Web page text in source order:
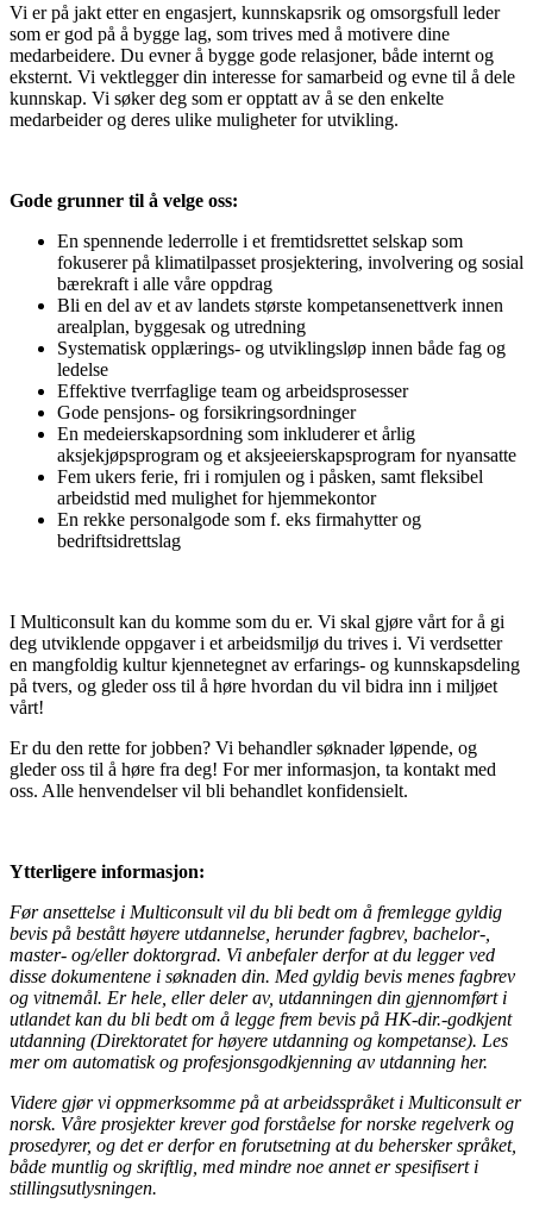
Vi er på jakt etter en engasjert, kunnskapsrik og omsorgsfull leder
som er god på å bygge lag, som trives med å motivere dine
medarbeidere. Du evner å bygge gode relasjoner, både internt og
eksternt. Vi vektlegger din interesse for samarbeid og evne til å dele
kunnskap. Vi søker deg som er opptatt av å se den enkelte
medarbeider og deres ulike muligheter for utvikling.
Gode grunner til å velge oss:
En spennende lederrolle i et fremtidsrettet selskap som
fokuserer på klimatilpasset prosjektering, involvering og sosial
bærekraft i alle våre oppdrag
Bli en del av et av landets største kompetansenettverk innen
arealplan, byggesak og utredning
Systematisk opplærings- og utviklingsløp innen både fag og
ledelse
Effektive tverrfaglige team og arbeidsprosesser
Gode pensjons- og forsikringsordninger
En medeierskapsordning som inkluderer et årlig
aksjekjøpsprogram og et aksjeeierskapsprogram for nyansatte
Fem ukers ferie, fri i romjulen og i påsken, samt fleksibel
arbeidstid med mulighet for hjemmekontor
En rekke personalgode som f. eks firmahytter og
bedriftsidrettslag
I Multiconsult kan du komme som du er. Vi skal gjøre vårt for å gi
deg utviklende oppgaver i et arbeidsmiljø du trives i. Vi verdsetter
en mangfoldig kultur kjennetegnet av erfarings- og kunnskapsdeling
på tvers, og gleder oss til å høre hvordan du vil bidra inn i miljøet
vårt!
Er du den rette for jobben? Vi behandler søknader løpende, og
gleder oss til å høre fra deg! For mer informasjon, ta kontakt med
oss. Alle henvendelser vil bli behandlet konfidensielt.
Ytterligere informasjon:
Før ansettelse i Multiconsult vil du bli bedt om å fremlegge gyldig
bevis på bestått høyere utdannelse, herunder fagbrev, bachelor-,
master- og/eller doktorgrad. Vi anbefaler derfor at du legger ved
disse dokumentene i søknaden din. Med gyldig bevis menes fagbrev
og vitnemål. Er hele, eller deler av, utdanningen din gjennomført i
utlandet kan du bli bedt om å legge frem bevis på HK-dir.-godkjent
utdanning (Direktoratet for høyere utdanning og kompetanse). Les
mer om automatisk og profesjonsgodkjenning av utdanning her.
Videre gjør vi oppmerksomme på at arbeidsspråket i Multiconsult er
norsk. Våre prosjekter krever god forståelse for norske regelverk og
prosedyrer, og det er derfor en forutsetning at du behersker språket,
både muntlig og skriftlig, med mindre noe annet er spesifisert i
stillingsutlysningen.